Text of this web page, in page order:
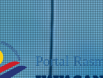
Portal